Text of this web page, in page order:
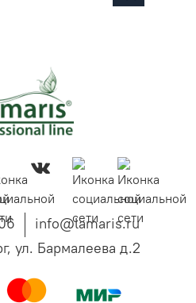
info@lamaris.ru
ул. Бармалеева д.2